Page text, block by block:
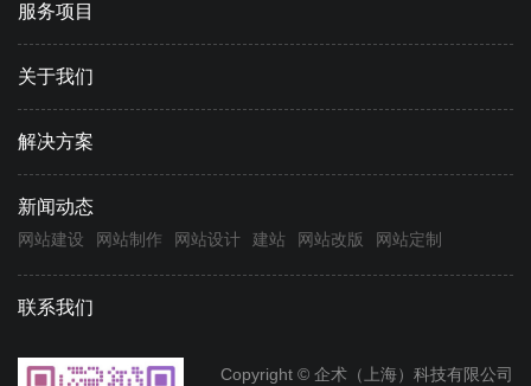
服务项目
关于我们
解决方案
新闻动态
网站建设 网站制作 网站设计 建站 网站改版 网站定制
联系我们
Copyright © 企术（上海）科技有限公司